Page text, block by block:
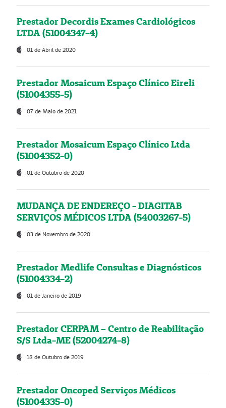
Prestador Decordis Exames Cardiológicos
LTDA (51004347-4)
01 de Abril de 2020
Prestador Mosaicum Espaço Clínico Eireli
(51004355-5)
07 de Maio de 2021
Prestador Mosaicum Espaço Clínico Ltda
(51004352-0)
01 de Outubro de 2020
MUDANÇA DE ENDEREÇO - DIAGITAB
SERVIÇOS MÉDICOS LTDA (54003267-5)
03 de Novembro de 2020
Prestador Medlife Consultas e Diagnósticos
(51004334-2)
01 de Janeiro de 2019
Prestador CERPAM – Centro de Reabilitação
S/S Ltda-ME (52004274-8)
18 de Outubro de 2019
Prestador Oncoped Serviços Médicos
(51004335-0)